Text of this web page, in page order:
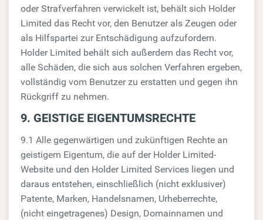
oder Strafverfahren verwickelt ist, behält sich Holder
Limited das Recht vor, den Benutzer als Zeugen oder
als Hilfspartei zur Entschädigung aufzufordern.
Holder Limited behält sich außerdem das Recht vor,
alle Schäden, die sich aus solchen Verfahren ergeben,
vollständig vom Benutzer zu erstatten und gegen ihn
Rückgriff zu nehmen.
9. GEISTIGE EIGENTUMSRECHTE
9.1 Alle gegenwärtigen und zukünftigen Rechte an
geistigem Eigentum, die auf der Holder Limited-
Website und den Holder Limited Services liegen und
daraus entstehen, einschließlich (nicht exklusiver)
Patente, Marken, Handelsnamen, Urheberrechte,
(nicht eingetragenes) Design, Domainnamen und